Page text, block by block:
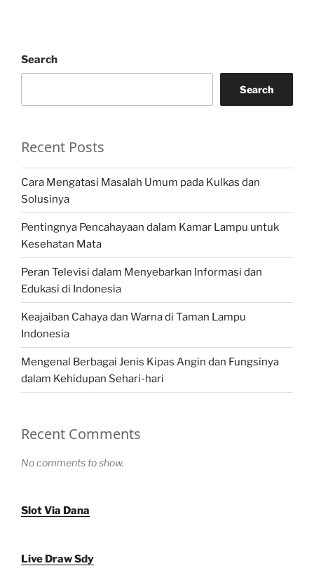
Search
Search
Recent Posts
Cara Mengatasi Masalah Umum pada Kulkas dan
Solusinya
Pentingnya Pencahayaan dalam Kamar Lampu untuk
Kesehatan Mata
Peran Televisi dalam Menyebarkan Informasi dan
Edukasi di Indonesia
Keajaiban Cahaya dan Warna di Taman Lampu
Indonesia
Mengenal Berbagai Jenis Kipas Angin dan Fungsinya
dalam Kehidupan Sehari-hari
Recent Comments
No comments to show.
Slot Via Dana
Live Draw Sdy